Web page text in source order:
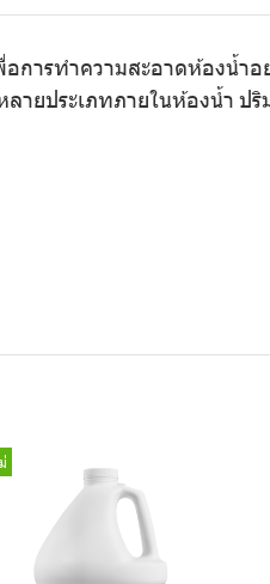
ารทำความสะอาดห้องน้ำอ
ายประเภทภายในห้องน้ำ ป